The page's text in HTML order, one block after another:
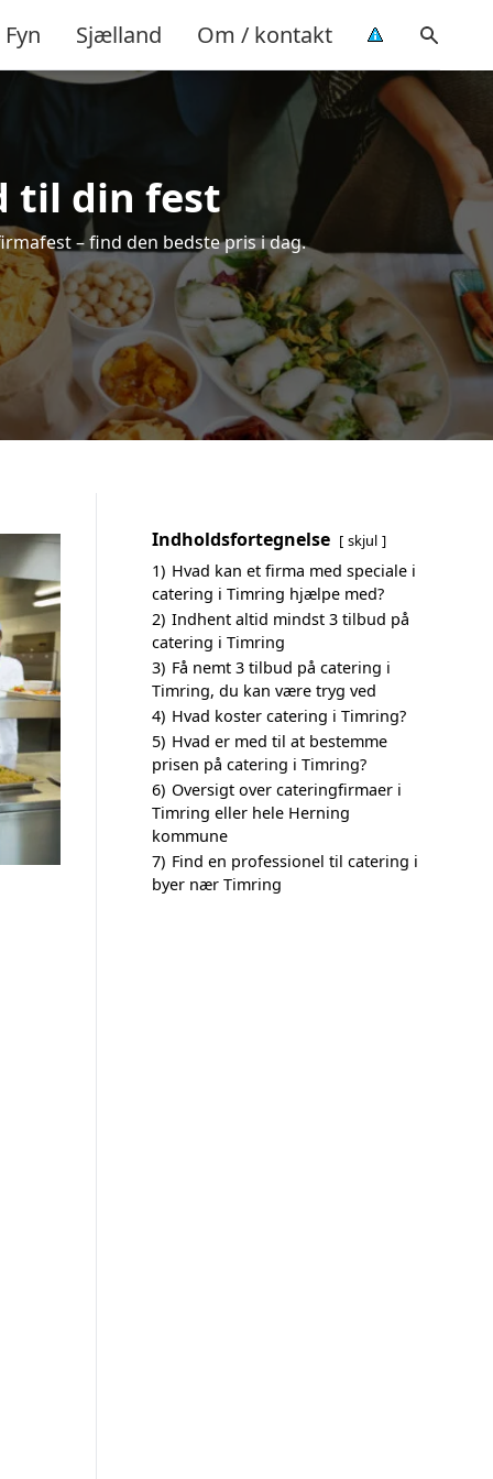
Fyn Sjælland Om / kontakt
til din fest
– find den bedste pris i dag.
Indholdsfortegnelse skjul
1) Hvad kan et firma med speciale i
catering i Timring hjælpe med?
2) Indhent altid mindst 3 tilbud på
catering i Timring
3) Få nemt 3 tilbud på catering i
Timring, du kan være tryg ved
4) Hvad koster catering i Timring?
5) Hvad er med til at bestemme
prisen på catering i Timring?
6) Oversigt over cateringfirmaer i
Timring eller hele Herning
kommune
7) Find en professionel til catering i
byer nær Timring